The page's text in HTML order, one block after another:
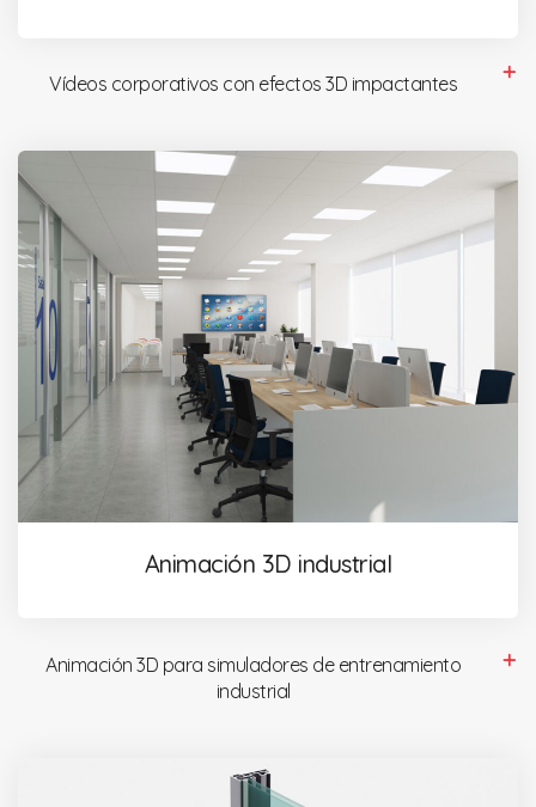
Vídeos corporativos con efectos 3D impactantes
Animación 3D industrial
Animación 3D para simuladores de entrenamiento
industrial